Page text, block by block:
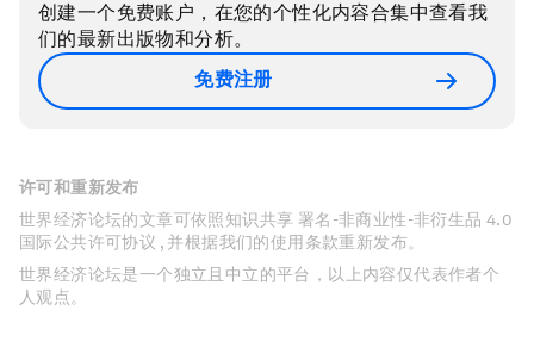
创建一个免费账户，在您的个性化内容合集中查看我
们的最新出版物和分析。
免费注册
许可和重新发布
世界经济论坛的文章可依照知识共享 署名-非商业性-非衍生品 4.0
国际公共许可协议 , 并根据我们的使用条款重新发布。
世界经济论坛是一个独立且中立的平台，以上内容仅代表作者个
人观点。